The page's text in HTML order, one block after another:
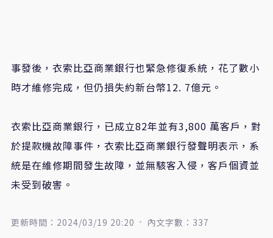
事發後，衣索比亞商業銀行也緊急修復系統，花了數小
時才維修完成，但仍損失約新台幣12. 7億元。
衣索比亞商業銀行，已成立82年並有3,800 萬客戶，對
於提款機故障事件，衣索比亞商業銀行發聲明表示，系
統是在維修期間發生故障，並無駭客入侵，客戶個資並
未受到破害。
更新時間：2024/03/19 20:20 內文字數：337